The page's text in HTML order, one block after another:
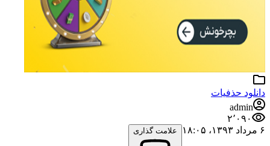
دانلود حذفیات
admin
۲٬۰۹۰
۶ مرداد ۱۳۹۳،‏ ۱۸:۰۵
علامت گذاری